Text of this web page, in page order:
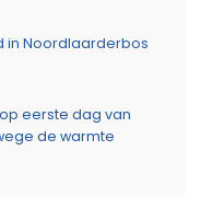
in Noordlaarderbos
eerste dag van
de warmte